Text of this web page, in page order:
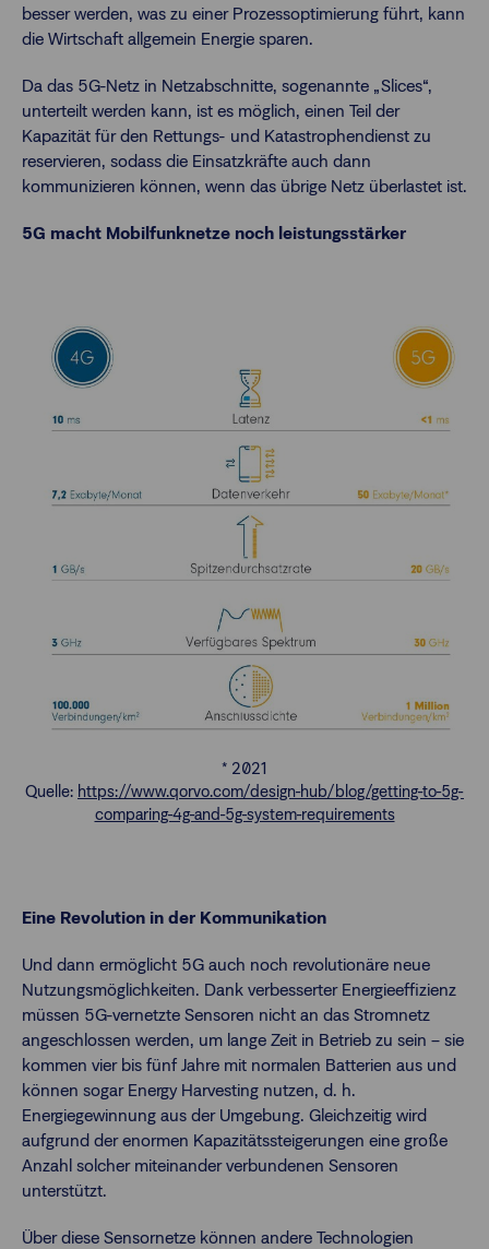
besser werden, was zu einer Prozessoptimierung führt, kann
die Wirtschaft allgemein Energie sparen.
Da das 5G-Netz in Netzabschnitte, sogenannte „Slices“,
unterteilt werden kann, ist es möglich, einen Teil der
Kapazität für den Rettungs- und Katastrophendienst zu
reservieren, sodass die Einsatzkräfte auch dann
kommunizieren können, wenn das übrige Netz überlastet ist.
5G macht Mobilfunknetze noch leistungsstärker
* 2021
Quelle: https://www.qorvo.com/design-hub/blog/getting-to-5g-
comparing-4g-and-5g-system-requirements
Eine Revolution in der Kommunikation
Und dann ermöglicht 5G auch noch revolutionäre neue
Nutzungsmöglichkeiten. Dank verbesserter Energieeffizienz
müssen 5G-vernetzte Sensoren nicht an das Stromnetz
angeschlossen werden, um lange Zeit in Betrieb zu sein – sie
kommen vier bis fünf Jahre mit normalen Batterien aus und
können sogar Energy Harvesting nutzen, d. h.
Energiegewinnung aus der Umgebung. Gleichzeitig wird
aufgrund der enormen Kapazitätssteigerungen eine große
Anzahl solcher miteinander verbundenen Sensoren
unterstützt.
Über diese Sensornetze können andere Technologien